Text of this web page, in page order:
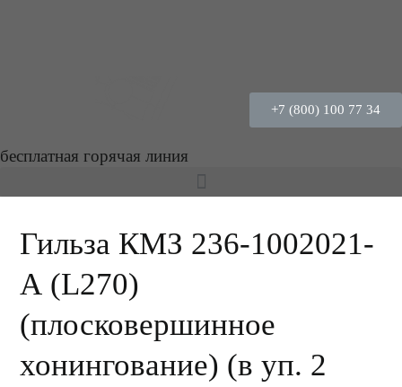
+7 (800) 100 77 34
бесплатная горячая линия
Гильза КМЗ 236-1002021-
А (L270)
(плосковершинное
хонингование) (в уп. 2